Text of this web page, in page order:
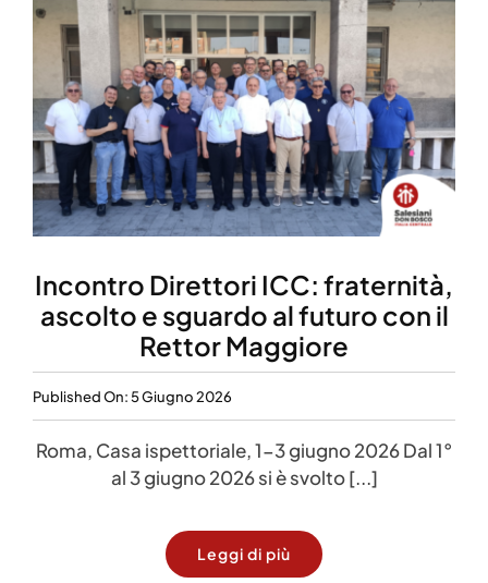
Incontro Direttori ICC: fraternità,
ascolto e sguardo al futuro con il
Rettor Maggiore
Published On: 5 Giugno 2026
Roma, Casa ispettoriale, 1-3 giugno 2026 Dal 1°
al 3 giugno 2026 si è svolto [...]
Leggi di più